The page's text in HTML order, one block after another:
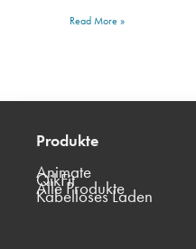
Read More »
Produkte
Animate
QikFit
Alle Produkte
Kabelloses Laden